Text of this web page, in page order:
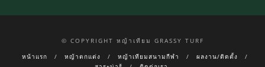
© COPYRIGHT หญ้าเทียม GRASSY TURF
หน้าแรก
หญ้าตกแต่ง หญ้าเทียมสนามกีฬา
ผลงาน/ติดตั้ง